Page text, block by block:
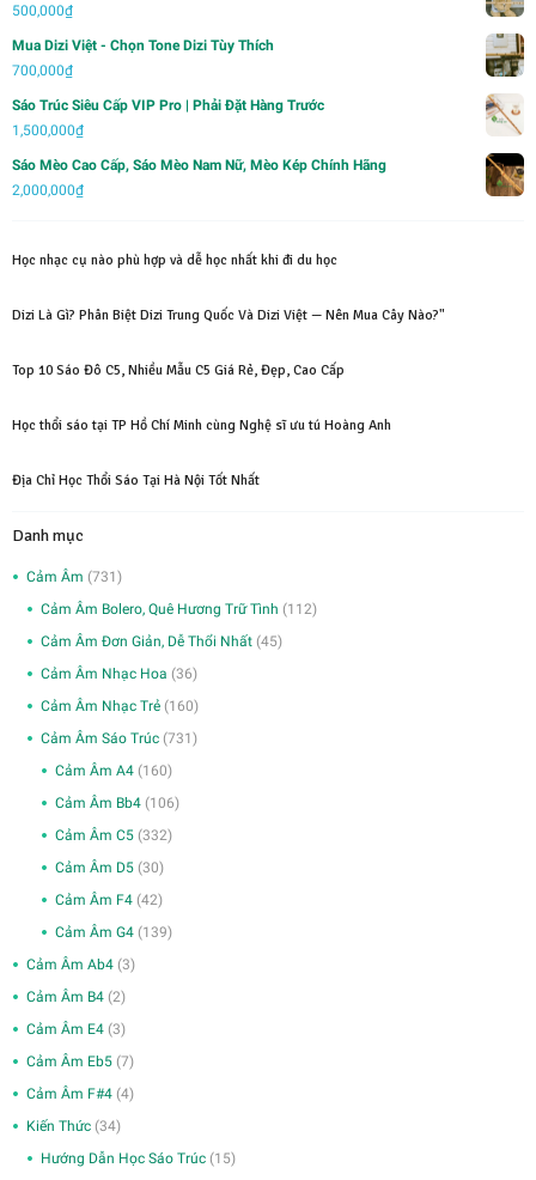
750,000₫.
500,000₫
Mua Dizi Việt - Chọn Tone Dizi Tùy Thích
700,000₫
Sáo Trúc Siêu Cấp VIP Pro | Phải Đặt Hàng Trước
1,500,000₫
Sáo Mèo Cao Cấp, Sáo Mèo Nam Nữ, Mèo Kép Chính Hãng
2,000,000₫
Học nhạc cụ nào phù hợp và dễ học nhất khi đi du học
Dizi Là Gì? Phân Biệt Dizi Trung Quốc Và Dizi Việt — Nên Mua Cây Nào?"
Top 10 Sáo Đô C5, Nhiều Mẫu C5 Giá Rẻ, Đẹp, Cao Cấp
Học thổi sáo tại TP Hồ Chí Minh cùng Nghệ sĩ ưu tú Hoàng Anh
Địa Chỉ Học Thổi Sáo Tại Hà Nội Tốt Nhất
Danh mục
Cảm Âm (731)
Cảm Âm Bolero, Quê Hương Trữ Tình (112)
Cảm Âm Đơn Giản, Dễ Thổi Nhất (45)
Cảm Âm Nhạc Hoa (36)
Cảm Âm Nhạc Trẻ (160)
Cảm Âm Sáo Trúc (731)
Cảm Âm A4 (160)
Cảm Âm Bb4 (106)
Cảm Âm C5 (332)
Cảm Âm D5 (30)
Cảm Âm F4 (42)
Cảm Âm G4 (139)
Cảm Âm Ab4 (3)
Cảm Âm B4 (2)
Cảm Âm E4 (3)
Cảm Âm Eb5 (7)
Cảm Âm F#4 (4)
Kiến Thức (34)
Hướng Dẫn Học Sáo Trúc (15)